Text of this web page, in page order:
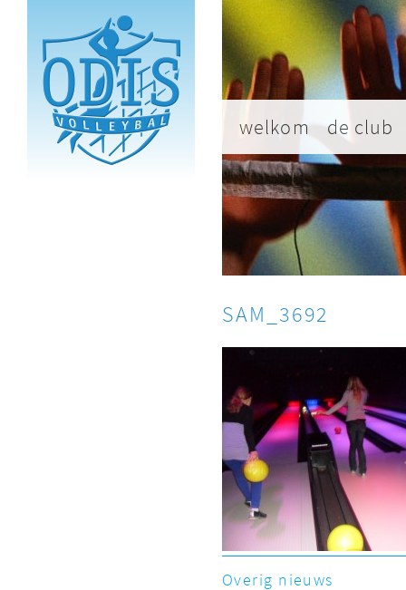
welkom de club
SAM_3692
Overig nieuws